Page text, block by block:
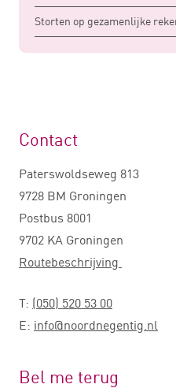
Storten op gezamenlijke
Contact
Paterswoldseweg 813
9728 BM Groningen
Postbus 8001
9702 KA Groningen
Routebeschrijving
T: (050) 520 53 00
E: info@noordnegentig.nl
Bel me terug